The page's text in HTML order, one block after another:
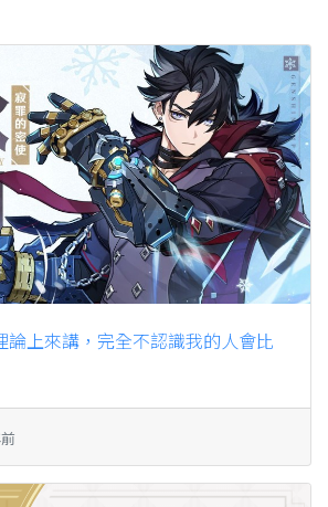
上來講，完全不認識我的人會比